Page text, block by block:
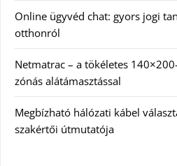
Online ügyvéd chat: gyors jogi
otthonról
Netmatrac – a tökéletes
zónás alátámasztással
Megbízható hálózati kábel
szakértői útmutatója